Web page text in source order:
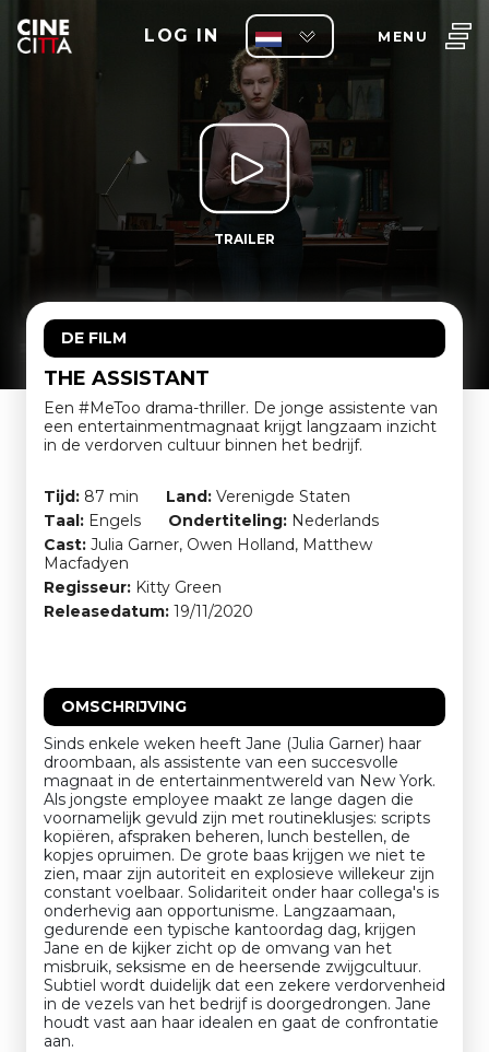
LOG IN MENU
TRAILER
DE FILM
THE ASSISTANT
Een #MeToo drama-thriller. De jonge assistente van
een entertainmentmagnaat krijgt langzaam inzicht
in de verdorven cultuur binnen het bedrijf.
Tijd: 87 min Land: Verenigde Staten
Taal: Engels Ondertiteling: Nederlands
Cast: Julia Garner, Owen Holland, Matthew
Macfadyen
Regisseur: Kitty Green
Releasedatum: 19/11/2020
OMSCHRIJVING
Sinds enkele weken heeft Jane (Julia Garner) haar
droombaan, als assistente van een succesvolle
magnaat in de entertainmentwereld van New York.
Als jongste employee maakt ze lange dagen die
voornamelijk gevuld zijn met routineklusjes: scripts
kopiëren, afspraken beheren, lunch bestellen, de
kopjes opruimen. De grote baas krijgen we niet te
zien, maar zijn autoriteit en explosieve willekeur zijn
constant voelbaar. Solidariteit onder haar collega's is
onderhevig aan opportunisme. Langzaamaan,
gedurende een typische kantoordag dag, krijgen
Jane en de kijker zicht op de omvang van het
misbruik, seksisme en de heersende zwijgcultuur.
Subtiel wordt duidelijk dat een zekere verdorvenheid
in de vezels van het bedrijf is doorgedrongen. Jane
houdt vast aan haar idealen en gaat de confrontatie
aan.